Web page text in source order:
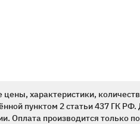
характеристики,
пунктом 2 статьи 437 ГК
Оплата производится только